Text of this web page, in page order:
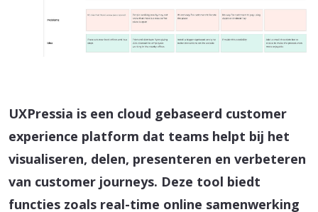
UXPressia is een cloud gebaseerd customer
experience platform dat teams helpt bij het
visualiseren, delen, presenteren en verbeteren
van customer journeys. Deze tool biedt
functies zoals real-time online samenwerking